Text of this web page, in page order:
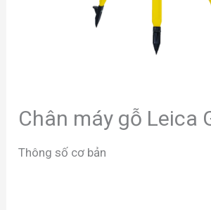
Chân máy gỗ Leica
Thông số cơ bản